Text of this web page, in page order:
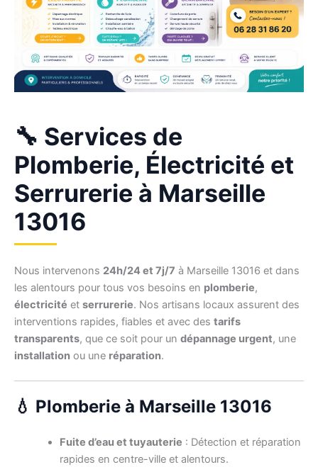
🔧 Services de
Plomberie, Électricité et
Serrurerie à Marseille
13016
Nous intervenons 24h/24 et 7j/7 à Marseille 13016 et dans
les alentours pour tous vos besoins en plomberie,
électricité et serrurerie. Nos artisans locaux assurent des
interventions rapides, fiables et avec des tarifs
transparents, que ce soit pour un dépannage urgent, une
installation ou une réparation.
💧 Plomberie à Marseille 13016
Fuite d’eau et tuyauterie : Détection et réparation
rapides en centre-ville et alentours.